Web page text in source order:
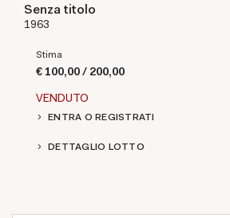
Senza titolo
1963
Stima
€ 100,00 / 200,00
VENDUTO
ENTRA O REGISTRATI
DETTAGLIO LOTTO